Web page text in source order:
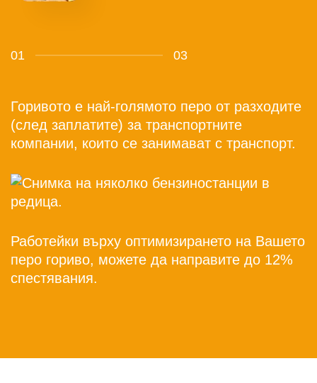
01 03
Горивото е най-голямото перо от разходите
(след заплатите) за транспортните
компании, които се занимават с транспорт.
Работейки върху оптимизирането на Вашето
перо гориво, можете да направите до 12%
спестявания.